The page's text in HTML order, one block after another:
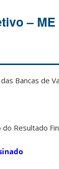
– ME
Bancas de
Resultado